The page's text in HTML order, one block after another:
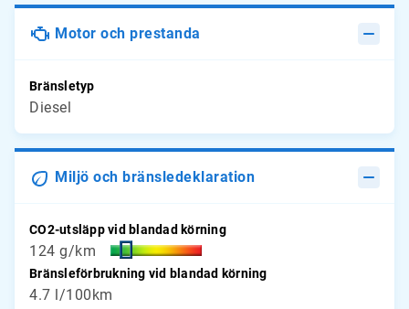
Motor och prestanda
Bränsletyp
Diesel
Miljö och bränsledeklaration
CO2-utsläpp vid blandad körning
124 g/km
Bränsleförbrukning vid blandad körning
4.7 l/100km